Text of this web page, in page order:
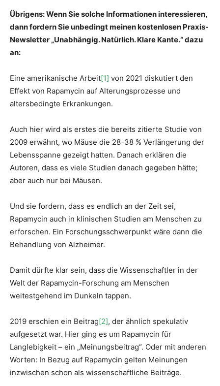
Übrigens: Wenn Sie solche Informationen interessieren,
dann fordern Sie unbedingt meinen kostenlosen Praxis-
Newsletter „Unabhängig. Natürlich. Klare Kante.“ dazu
an:
Eine amerikanische Arbeit[1] von 2021 diskutiert den
Effekt von Rapamycin auf Alterungsprozesse und
altersbedingte Erkrankungen.
Auch hier wird als erstes die bereits zitierte Studie von
2009 erwähnt, wo Mäuse die 28-38 % Verlängerung der
Lebensspanne gezeigt hatten. Danach erklären die
Autoren, dass es viele Studien danach gegeben hätte;
aber auch nur bei Mäusen.
Und sie fordern, dass es endlich an der Zeit sei,
Rapamycin auch in klinischen Studien am Menschen zu
erforschen. Ein Forschungsschwerpunkt wäre dann die
Behandlung von Alzheimer.
Damit dürfte klar sein, dass die Wissenschaftler in der
Welt der Rapamycin-Forschung am Menschen
weitestgehend im Dunkeln tappen.
2019 erschien ein Beitrag[2], der ähnlich spekulativ
aufgesetzt war. Hier ging es um Rapamycin für
Langlebigkeit – ein „Meinungsbeitrag“. Oder mit anderen
Worten: In Bezug auf Rapamycin gelten Meinungen
inzwischen schon als wissenschaftliche Beiträge.